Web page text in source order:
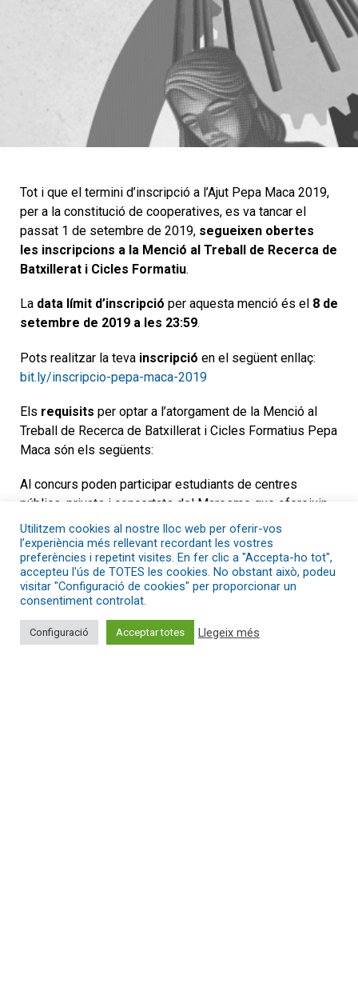
Tot i que el termini d’inscripció a l’Ajut Pepa Maca 2019,
per a la constitució de cooperatives, es va tancar el
passat 1 de setembre de 2019, segueixen obertes
les inscripcions a la Menció al Treball de Recerca de
Batxillerat i Cicles Formatiu.
La data límit d’inscripció per aquesta menció és el 8 de
setembre de 2019 a les 23:59.
Pots realitzar la teva inscripció en el següent enllaç:
bit.ly/inscripcio-pepa-maca-2019
Els requisits per optar a l’atorgament de la Menció al
Treball de Recerca de Batxillerat i Cicles Formatius Pepa
Maca són els següents:
Al concurs poden participar estudiants de centres
públics, privats i concertats del Maresme que ofereixin
Batxillerat o Cicles Formatius. I concretament l’alumnat
que realitzi un Treball de Recerca vinculat a l’Economia
Social i Solidària,ja sigui en format investigació
oproposta de creació d’empresa cooperativa.
Utilitzem cookies al nostre lloc web per oferir-vos
l’experiència més rellevant recordant les vostres
preferències i repetint visites. En fer clic a "Accepta-ho tot",
accepteu l'ús de TOTES les cookies. No obstant això, podeu
visitar "Configuració de cookies" per proporcionar un
consentiment controlat.
Configuració Acceptar totes Llegeix més